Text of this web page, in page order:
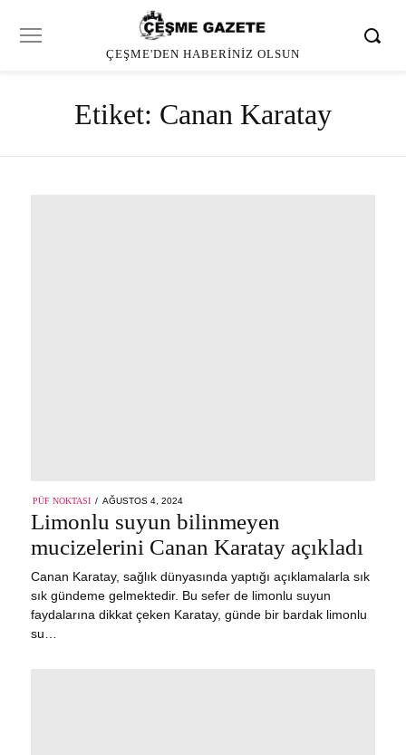
ÇEŞME'DEN HABERINIZ OLSUN
Etiket: Canan Karatay
PÜF NOKTASI
POSTED
AĞUSTOS 4, 2024
Limonlu suyun bilinmeyen
mucizelerini Canan Karatay açıkladı
Canan Karatay, sağlık dünyasında yaptığı açıklamalarla sık
sık gündeme gelmektedir. Bu sefer de limonlu suyun
faydalarına dikkat çeken Karatay, günde bir bardak limonlu
su…